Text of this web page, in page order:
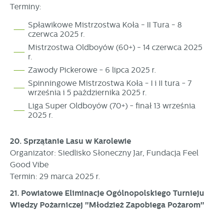
Terminy:
Spławikowe Mistrzostwa Koła - II Tura - 8
czerwca 2025 r.
Mistrzostwa Oldboyów (60+) - 14 czerwca 2025
r.
Zawody Pickerowe - 6 lipca 2025 r.
Spinningowe Mistrzostwa Koła - I i II tura - 7
września i 5 października 2025 r.
Liga Super Oldboyów (70+) - finał 13 września
2025 r.
20. Sprzątanie Lasu w Karolewie
Organizator: Siedlisko Słoneczny Jar, Fundacja Feel
Good Vibe
Termin: 29 marca 2025 r.
21. Powiatowe Eliminacje Ogólnopolskiego Turnieju
Wiedzy Pożarniczej "Młodzież Zapobiega Pożarom"